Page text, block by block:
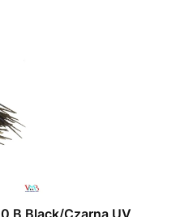
B Black/Czarna UV